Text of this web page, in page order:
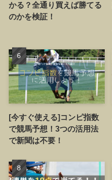
かる？全通り買えば勝てる
のかを検証！
[今すぐ使える]コンピ指数
で競馬予想！3つの活用法
で新聞は不要！